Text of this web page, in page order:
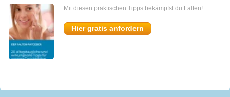
Mit diesen praktischen Tipps bekämpfst du Falten!
Hier gratis anfordern